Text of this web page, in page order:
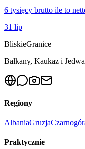
6 tysięcy brutto ile to
31 lip
BliskieGranice
Bałkany, Kaukaz i
Regiony
AlbaniaGruzja
Praktycznie